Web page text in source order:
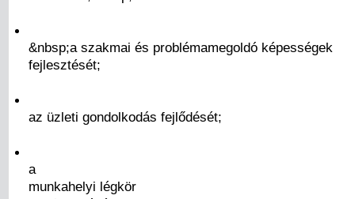
&nbsp;a szakmai és problémamegoldó képességek
fejlesztését;
az üzleti gondolkodás fejlődését;
a
munkahelyi légkör